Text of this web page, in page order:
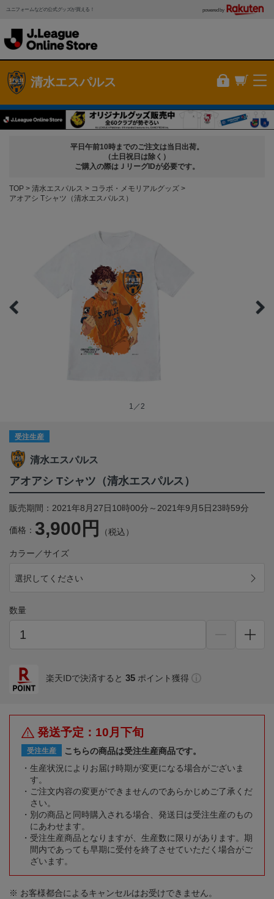
ユニフォームなどの公式グッズが買える！ powered by
清水エスパルス
平日午前10時までのご注文は当日出荷。
（土日祝日は除く）
ご購入の際はＪリーグIDが必要です。
TOP 清水エスパルス
コラボ・メモリアルグッズ
アオアシ Tシャツ（清水エスパルス）
1／2
受注生産
清水エスパルス
アオアシ Tシャツ（清水エスパルス）
販売期間：2021年8月27日10時00分～2021年9月5日23時59分
価格： 3,900円 （税込）
カラー／サイズ
選択してください
数量
楽天IDで決済すると 35 ポイント獲得
発送予定：10月下旬
受注生産
こちらの商品は受注生産商品です。
生産状況によりお届け時期が変更になる場合がございま
す。
ご注文内容の変更ができませんのであらかじめご了承くだ
さい。
別の商品と同時購入される場合、発送日は受注生産のもの
にあわせます。
受注生産商品となりますが、生産数に限りがあります。期
間内であっても早期に受付を終了させていただく場合がご
ざいます。
※ お客様都合によるキャンセルはお受けできません。